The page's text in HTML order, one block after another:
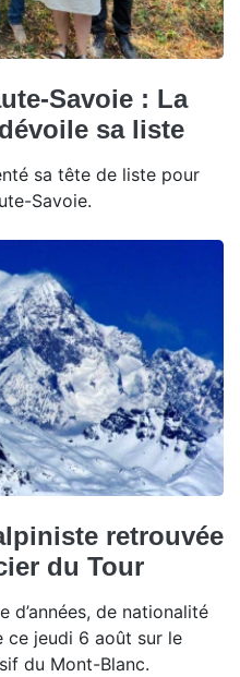
Savoie : La
sa liste
sa tête de liste pour
Savoie.
retrouvée
du Tour
d’années, de nationalité
ce jeudi 6 août sur le
du Mont-Blanc.